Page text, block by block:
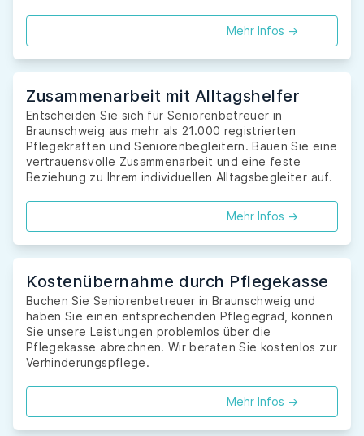
Mehr Infos ->
Zusammenarbeit mit Alltagshelfer
Entscheiden Sie sich für Seniorenbetreuer in
Braunschweig aus mehr als 21.000 registrierten
Pflegekräften und Seniorenbegleitern. Bauen Sie eine
vertrauensvolle Zusammenarbeit und eine feste
Beziehung zu Ihrem individuellen Alltagsbegleiter auf.
Mehr Infos ->
Kostenübernahme durch Pflegekasse
Buchen Sie Seniorenbetreuer in Braunschweig und
haben Sie einen entsprechenden Pflegegrad, können
Sie unsere Leistungen problemlos über die
Pflegekasse abrechnen. Wir beraten Sie kostenlos zur
Verhinderungspflege.
Mehr Infos ->